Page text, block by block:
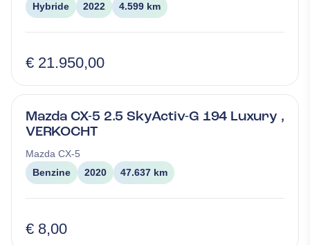
Hybride
2022 4.599 km
€ 21.950,00
Mazda CX-5 2.5 SkyActiv-G 194 Luxury ,
VERKOCHT
Mazda CX-5
Benzine
2020 47.637 km
€ 8,00